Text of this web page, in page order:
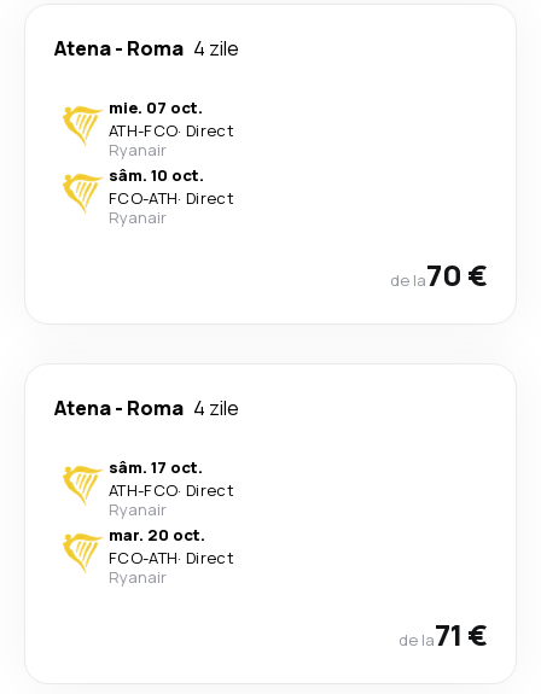
Atena- Roma 4 zile
mie. 07 oct.
ATH-FCO· Direct
Ryanair
sâm. 10 oct.
FCO-ATH· Direct
Ryanair
de la70 €
Atena- Roma 4 zile
sâm. 17 oct.
ATH-FCO· Direct
Ryanair
mar. 20 oct.
FCO-ATH· Direct
Ryanair
de la71 €